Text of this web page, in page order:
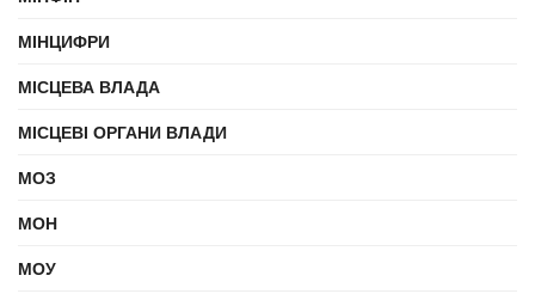
МІНЦИФРИ
МІСЦЕВА ВЛАДА
МІСЦЕВІ ОРГАНИ ВЛАДИ
МОЗ
МОН
МОУ